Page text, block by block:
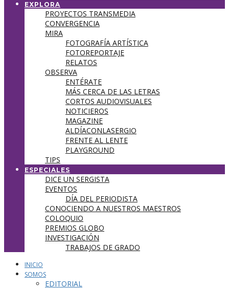
EXPLORA
PROYECTOS TRANSMEDIA
CONVERGENCIA
MIRA
FOTOGRAFÍA ARTÍSTICA
FOTOREPORTAJE
RELATOS
OBSERVA
ENTÉRATE
MÁS CERCA DE LAS LETRAS
CORTOS AUDIOVISUALES
NOTICIEROS
MAGAZINE
ALDÍACONLASERGIO
FRENTE AL LENTE
PLAYGROUND
TIPS
ESPECIALES
DICE UN SERGISTA
EVENTOS
DÍA DEL PERIODISTA
CONOCIENDO A NUESTROS MAESTROS
COLOQUIO
PREMIOS GLOBO
INVESTIGACIÓN
TRABAJOS DE GRADO
INICIO
SOMOS
EDITORIAL